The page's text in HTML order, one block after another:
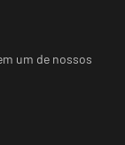
um de nossos